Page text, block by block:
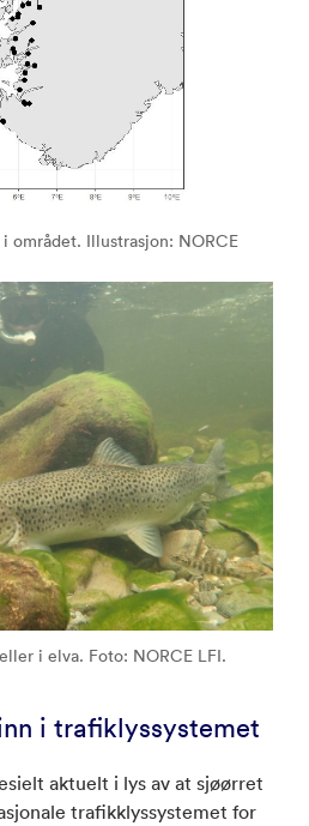
området. Illustrasjon: NORCE
i elva. Foto: NORCE LFI.
i trafiklyssystemet
aktuelt i lys av at sjøørret
trafikklyssystemet for